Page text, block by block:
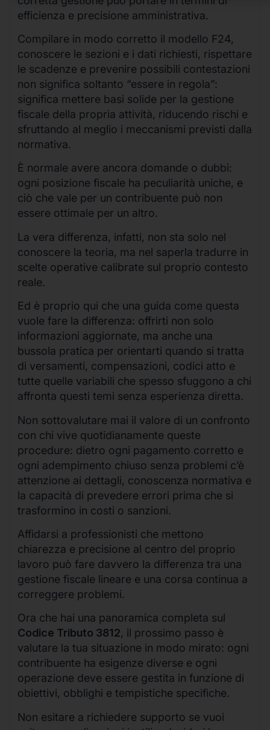
efficienza e precisione amministrativa.
Compilare in modo corretto il modello F24,
conoscere le sezioni e i dati richiesti, rispettare
le scadenze e prevenire possibili contestazioni
non significa soltanto “essere in regola”:
significa mettere basi solide per la gestione
fiscale della propria attività, riducendo rischi e
sfruttando al meglio i meccanismi previsti dalla
normativa.
È normale avere ancora domande o dubbi:
ogni posizione fiscale ha peculiarità uniche, e
ciò che vale per un contribuente può non
essere ottimale per un altro.
La vera differenza, infatti, non sta solo nel
conoscere la teoria, ma nel saperla tradurre in
scelte operative calibrate sul proprio contesto
reale.
Ed è proprio qui che una guida come questa
vuole fare la differenza: offrirti non solo
informazioni aggiornate, ma anche una
bussola pratica per orientarti quando si tratta
di versamenti, compensazioni, codici atto e
tutte quelle variabili che spesso sfuggono a chi
affronta questi temi senza esperienza diretta.
Non sottovalutare mai il valore di un confronto
con chi vive quotidianamente queste
procedure: dietro ogni pagamento corretto e
ogni adempimento chiuso senza problemi c’è
attenzione ai dettagli, conoscenza normativa e
la capacità di prevedere errori prima che si
trasformino in costi o sanzioni.
Affidarsi a professionisti che mettono
chiarezza e precisione al centro del proprio
lavoro può fare davvero la differenza tra una
gestione fiscale lineare e una corsa continua a
correggere problemi.
Ora che hai una panoramica completa sul
Codice Tributo 3812, il prossimo passo è
valutare la tua situazione in modo mirato: ogni
contribuente ha esigenze diverse e ogni
operazione deve essere gestita in funzione di
obiettivi, obblighi e tempistiche specifiche.
Non esitare a richiedere supporto se vuoi